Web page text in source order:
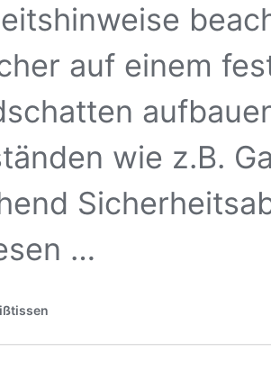
auf einem
wie z.B.
…